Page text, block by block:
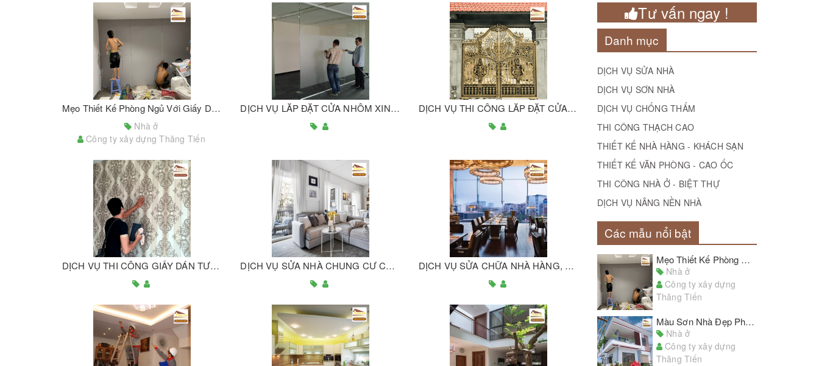
Mẹo Thiết Kế Phòng Ngủ Với Giấy Dán Tường Đẹp Chủ Nhà Cần Lưu Ý
Nhà ở
Công ty xây dựng Thăng Tiến
DỊCH VỤ LẮP ĐẶT CỬA NHÔM XINGFA GIÁ RẺ, CHẤT LƯỢNG ĐẠT CHUẨN DỊCH VỤ THI CÔNG LẮP ĐẶT CỬA SẮT UY TÍN SỐ 1 MIỀN NAM
DỊCH VỤ THI CÔNG GIẤY DÁN TƯỜNG ĐẠT CHUẨN TẠI TPHCM DỊCH VỤ SỬA NHÀ CHUNG CƯ CHẤT LƯỢNG, GIÁ TỐT NHẤT THỊ TRƯỜNG DỊCH VỤ SỬA CHỮA NHÀ HÀNG, KHÁCH SẠN GIÁ RẺ, SỐ 1 TPHCM
Tư vấn ngay !
Danh mục
DỊCH VỤ SỬA NHÀ
DỊCH VỤ SƠN NHÀ
DỊCH VỤ CHỐNG THẤM
THI CÔNG THẠCH CAO
THIẾT KẾ NHÀ HÀNG - KHÁCH SẠN
THIẾT KẾ VĂN PHÒNG - CAO ỐC
THI CÔNG NHÀ Ở - BIỆT THỰ
DỊCH VỤ NÂNG NỀN NHÀ
Các mẫu nổi bật
Mẹo Thiết Kế Phòng Ngủ Với Giấy Dán Tường Đẹp Chủ Nhà Cần Lưu Ý
Nhà ở
Công ty xây dựng
Thăng Tiến
Màu Sơn Nhà Đẹp Phòng Khách Hiện Đại Phù Hợp Với Nhiều Kiểu Nhà
Nhà ở
Công ty xây dựng
Thăng Tiến